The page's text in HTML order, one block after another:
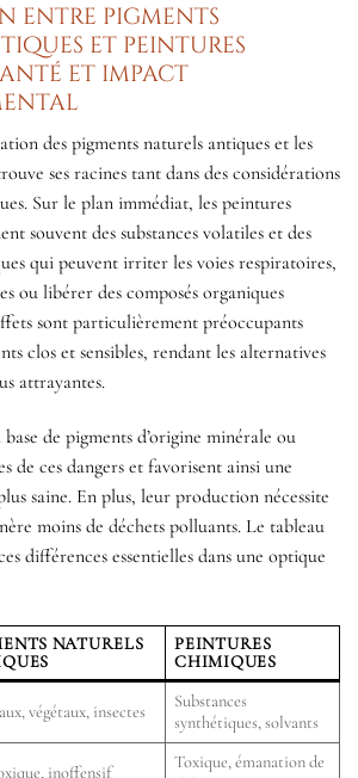
entre pigments
et peintures
et impact
des pigments naturels antiques et les
ses racines tant dans des considérations
Sur le plan immédiat, les peintures
souvent des substances volatiles et des
qui peuvent irriter les voies respiratoires,
ou libérer des composés organiques
sont particulièrement préoccupants
clos et sensibles, rendant les alternatives
attrayantes.
de pigments d’origine minérale ou
de ces dangers et favorisent ainsi une
saine. En plus, leur production nécessite
moins de déchets polluants. Le tableau
différences essentielles dans une optique
NATURELS
PEINTURES
CHIMIQUES
végétaux, insectes
Substances
synthétiques, solvants
inoffensif
Toxique, émanation de